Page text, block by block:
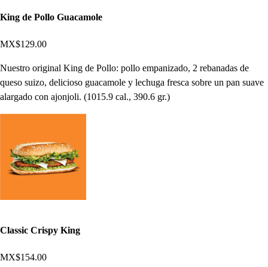
King de Pollo Guacamole
MX$129.00
Nuestro original King de Pollo: pollo empanizado, 2 rebanadas de
queso suizo, delicioso guacamole y lechuga fresca sobre un pan suave
alargado con ajonjoli. (1015.9 cal., 390.6 gr.)
Classic Crispy King
MX$154.00